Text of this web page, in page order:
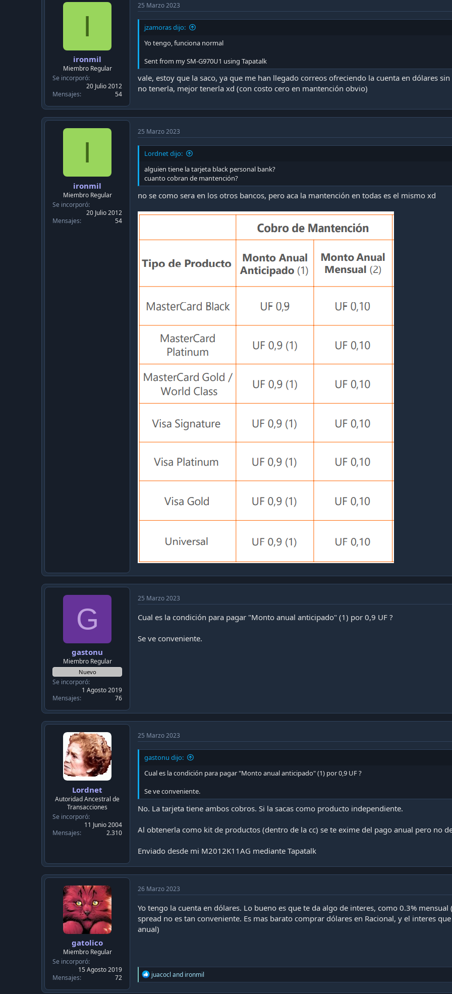
I
ironmil
Miembro Regular
Se incorporó
20 Julio 2012
Mensajes
54
25 Marzo 2023
jzamoras dijo:
Yo tengo, funciona normal
Sent from my SM-G970U1 using Tapatalk
vale, estoy que la saco, ya que me han llegado correos ofreciendo la cuenta en dólares
no tenerla, mejor tenerla xd (con costo cero en mantención obvio)
I
ironmil
Miembro Regular
Se incorporó
20 Julio 2012
Mensajes
54
25 Marzo 2023
Lordnet dijo:
alguien tiene la tarjeta black personal bank?
cuanto cobran de mantención?
no se como sera en los otros bancos, pero aca la mantención en todas es el mismo xd
G
gastonu
Miembro Regular
Nuevo
Se incorporó
1 Agosto 2019
Mensajes
76
25 Marzo 2023
Cual es la condición para pagar "Monto anual anticipado" (1) por 0,9 UF ?
Se ve conveniente.
Lordnet
Autoridad Ancestral de
Transacciones
Se incorporó
11 Junio 2004
Mensajes
2.310
25 Marzo 2023
gastonu dijo:
Cual es la condición para pagar "Monto anual anticipado" (1) por 0,9 UF ?
Se ve conveniente.
No. La tarjeta tiene ambos cobros. Si la sacas como producto independiente.
Al obtenerla como kit de productos (dentro de la cc) se te exime del pago anual pero no
Enviado desde mi M2012K11AG mediante Tapatalk
gatolico
Miembro Regular
Se incorporó
15 Agosto 2019
Mensajes
72
26 Marzo 2023
Yo tengo la cuenta en dólares. Lo bueno es que te da algo de interes, como 0.3%
spread no es tan conveniente. Es mas barato comprar dólares en Racional, y el interes
anual)
R
e
juacocl and ironmil